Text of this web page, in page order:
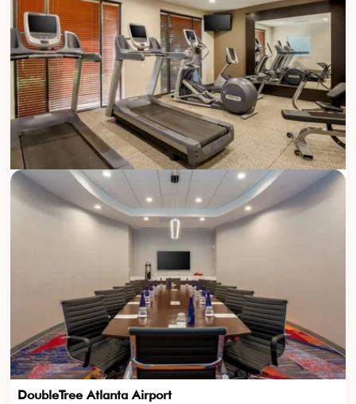
DoubleTree Atlanta Airport